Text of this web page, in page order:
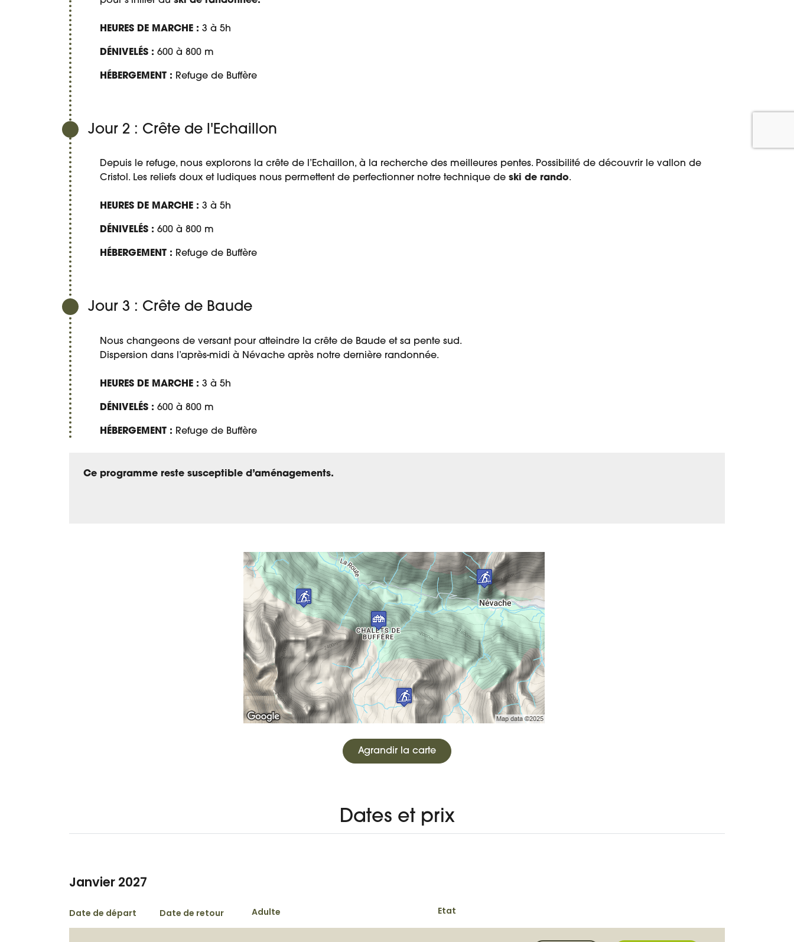
HEURES DE MARCHE : 3 à 5h
DÉNIVELÉS : 600 à 800 m
HÉBERGEMENT : Refuge de Buffère
Jour 2 : Crête de l'Echaillon
Depuis le refuge, nous explorons la crête de l’Echaillon, à la recherche des meilleures pentes. Possibilité de découvrir le vallon de
Cristol. Les reliefs doux et ludiques nous permettent de perfectionner notre technique de ski de rando.
HEURES DE MARCHE : 3 à 5h
DÉNIVELÉS : 600 à 800 m
HÉBERGEMENT : Refuge de Buffère
Jour 3 : Crête de Baude
Nous changeons de versant pour atteindre la crête de Baude et sa pente sud.
Dispersion dans l’après-midi à Névache après notre dernière randonnée.
HEURES DE MARCHE : 3 à 5h
DÉNIVELÉS : 600 à 800 m
HÉBERGEMENT : Refuge de Buffère
Ce programme reste susceptible d’aménagements.
Agrandir la carte
Dates et prix